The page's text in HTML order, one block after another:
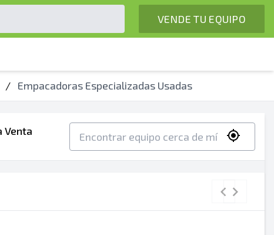
VENDE TU EQUIPO
/ Empacadoras Especializadas Usadas
Venta